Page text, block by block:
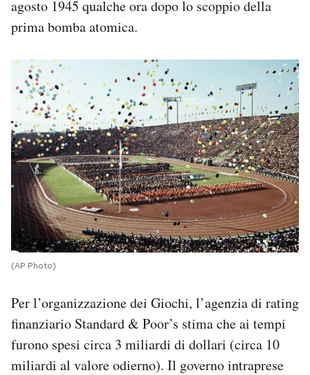
agosto 1945 qualche ora dopo lo scoppio della
prima bomba atomica.
(AP Photo)
Per l’organizzazione dei Giochi, l’agenzia di rating
finanziario Standard & Poor’s stima che ai tempi
furono spesi circa 3 miliardi di dollari (circa 10
miliardi al valore odierno). Il governo intraprese